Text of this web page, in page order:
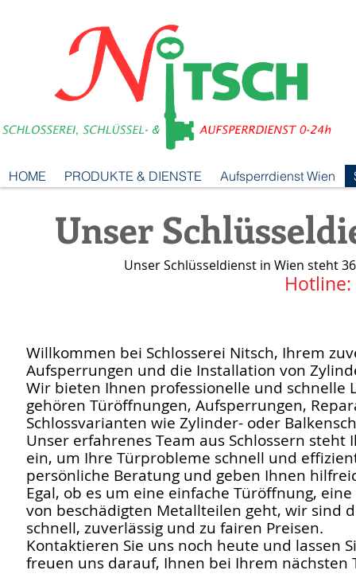
HOME PRODUKTE & DIENSTE Aufsperrdienst Wien
Unser
Unser Schlüsseldienst in Wien steht
Hotline:
Willkommen bei Schlosserei Nitsch, Ihrem
Aufsperrungen und die Installation von
Wir bieten Ihnen professionelle und schnelle
gehören Türöffnungen, Aufsperrungen,
Schlossvarianten wie Zylinder- oder
Unser erfahrenes Team aus Schlossern
ein, um Ihre Türprobleme schnell und
persönliche Beratung und geben Ihnen
Egal, ob es um eine einfache Türöffnung,
von beschädigten Metallteilen geht, wir sind
schnell, zuverlässig und zu fairen Preisen.
Kontaktieren Sie uns noch heute und lassen
freuen uns darauf, Ihnen bei Ihrem